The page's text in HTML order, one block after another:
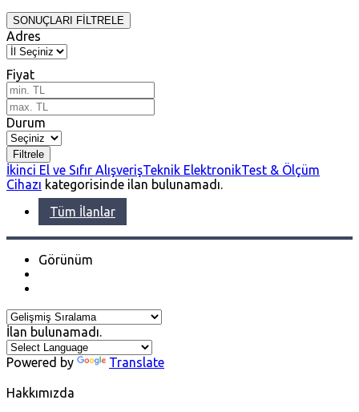
SONUÇLARI FİLTRELE
Adres
Fiyat
Durum
Filtrele
İkinci El ve Sıfır AlışverişTeknik ElektronikTest & Ölçüm
Cihazı kategorisinde ilan bulunamadı.
Tüm İlanlar
Görünüm
İlan bulunamadı.
Powered by Translate
Hakkımızda